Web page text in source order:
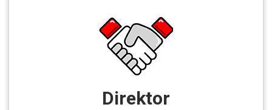
Direktor